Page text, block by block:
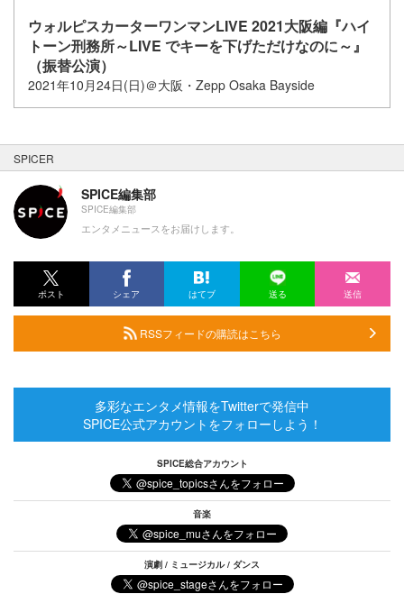
ウォルピスカーターワンマンLIVE 2021大阪編『ハイ
トーン刑務所～LIVE でキーを下げただけなのに～』
（振替公演）
2021年10月24日(日)＠大阪・Zepp Osaka Bayside
SPICER
SPICE編集部
SPICE編集部
エンタメニュースをお届けします。
ポスト シェア はてブ 送る 送信
RSSフィードの購読はこちら
多彩なエンタメ情報をTwitterで発信中
SPICE公式アカウントをフォローしよう！
SPICE総合アカウント
音楽
演劇 / ミュージカル / ダンス